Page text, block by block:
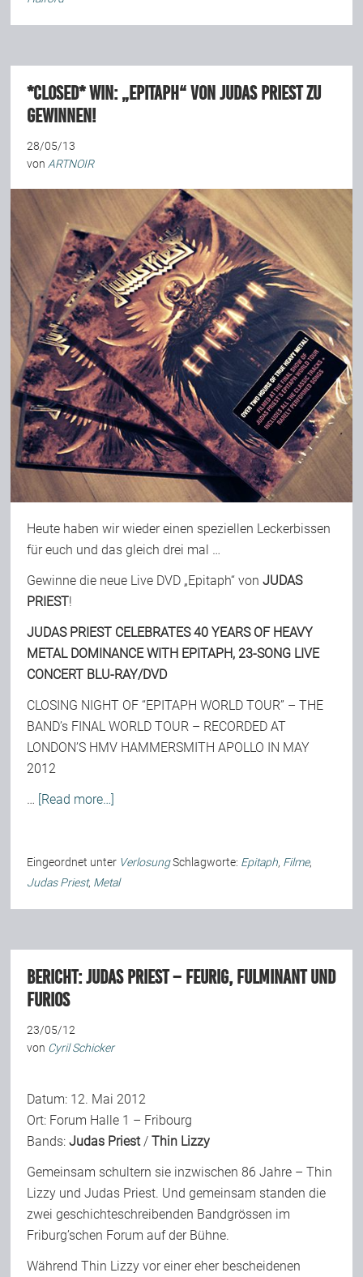
*closed* WIN: „Epitaph“ von JUDAS PRIEST zu
gewinnen!
28/05/13
von ARTNOIR
Heute haben wir wieder einen speziellen Leckerbissen
für euch und das gleich drei mal …
Gewinne die neue Live DVD „Epitaph“ vonJUDAS
PRIEST!
JUDAS PRIEST CELEBRATES 40 YEARS OF HEAVY
METAL DOMINANCE WITH EPITAPH, 23-SONG LIVE
CONCERT BLU-RAY/DVD
CLOSING NIGHT OF “EPITAPH WORLD TOUR” – THE
BAND’s FINAL WORLD TOUR – RECORDED AT
LONDON’S HMV HAMMERSMITH APOLLO IN MAY
2012
… [Read more…]
Eingeordnet unter VerlosungSchlagworte: Epitaph, Filme,
Judas Priest, Metal
BERICHT: Judas Priest – Feurig, fulminant und
furios
23/05/12
von Cyril Schicker
Datum: 12. Mai 2012
Ort: Forum Halle 1 – Fribourg
Bands:Judas Priest/Thin Lizzy
Gemeinsam schultern sie inzwischen 86 Jahre – Thin
Lizzy und Judas Priest. Und gemeinsam standen die
zwei geschichteschreibenden Bandgrössen im
Friburg’schen Forum auf der Bühne.
Während Thin Lizzy vor einer eher bescheidenen